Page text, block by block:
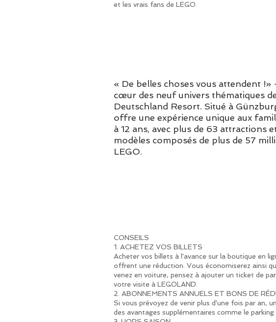
« De belles choses vous attendent !»
cœur des neuf univers thématiques
Deutschland Resort. Situé à
offre une expérience unique aux
à 12 ans, avec plus de 63 attractions
modèles composés de plus de 57
LEGO.
et les vrais fans de LEGO.
CONSEILS
1. ACHETEZ VOS BILLETS
Acheter vos billets à l'avance sur la boutique en
offrent une réduction. Vous économiserez ainsi
venez en voiture, pensez à ajouter un ticket de
votre visite à LEGOLAND.
2. ABONNEMENTS ANNUELS ET BONS DE
Si vous prévoyez de venir plus d'une fois par an,
des avantages supplémentaires comme le parking